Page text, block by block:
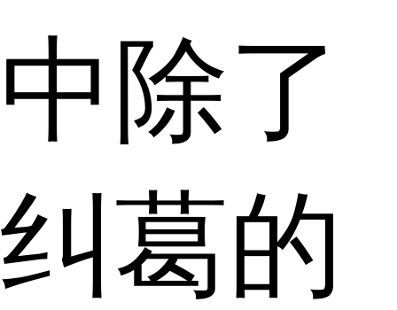
中除了
纠葛的